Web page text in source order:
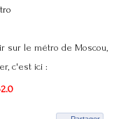
sur le métro de Moscou,
c'est ici :